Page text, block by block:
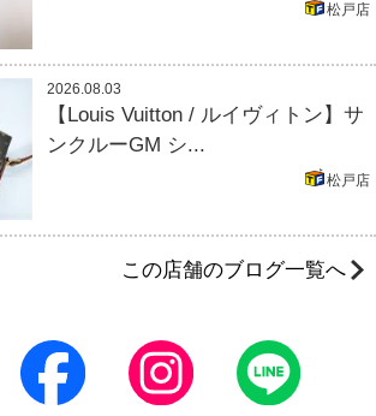
松戸店
2026.08.03
【Louis Vuitton / ルイヴィトン】サ
ンクルーGM シ...
松戸店
この店舗のブログ一覧へ